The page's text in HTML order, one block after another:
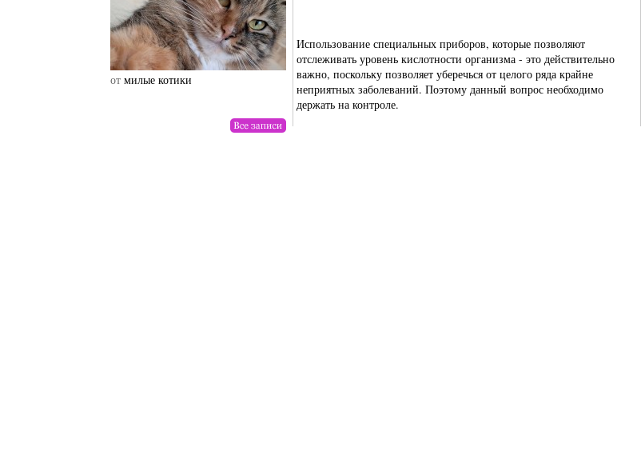
отмилые котики от drunktwi отНаталья Верхова
Использование специальных приборов, которые позволяют
отслеживать уровень кислотности организма - это действительно
важно, поскольку позволяет уберечься от целого ряда крайне
неприятных заболеваний. Поэтому данный вопрос необходимо
держать на контроле.